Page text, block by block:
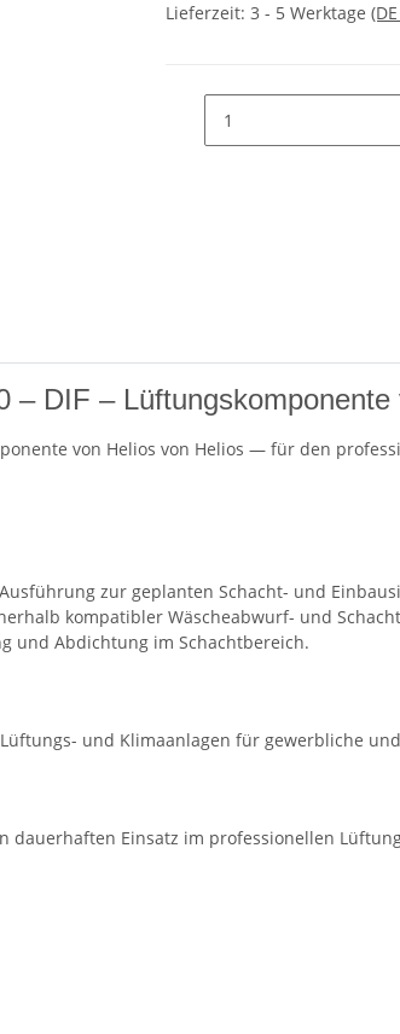
Lieferzeit: 3 - 5 Werktage
– DIF – Lüftungskomponente
von Helios von Helios — für den
zur geplanten Schacht- und
kompatibler Wäscheabwurf- und
und Abdichtung im Schachtbereich.
und Klimaanlagen für gewerbliche
dauerhaften Einsatz im professionellen